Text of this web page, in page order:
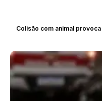
Colisão com animal